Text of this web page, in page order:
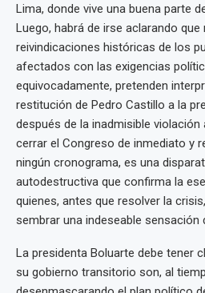
Lima, donde vive una buena parte
Luego, habrá de irse aclarando que
reivindicaciones históricas de los
afectados con las exigencias
equivocadamente, pretenden
restitución de Pedro Castillo a la
después de la inadmisible
cerrar el Congreso de inmediato y
ningún cronograma, es una
autodestructiva que confirma la
quienes, antes que resolver la
sembrar una indeseable sensación
La presidenta Boluarte debe tener
su gobierno transitorio son, al